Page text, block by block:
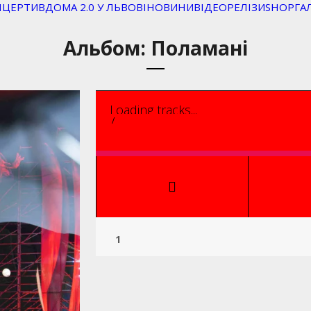
ВДОМА 2.0 У ЛЬВОВІНОВИНИВІДЕОРЕЛІЗИSHOP
Альбом: Поламані
Loading tracks...
/